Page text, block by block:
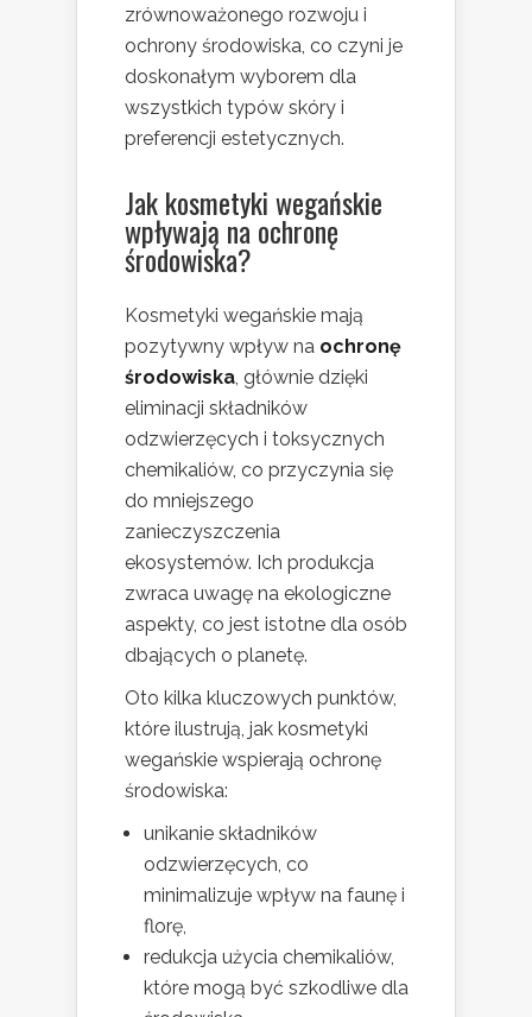
zrównoważonego rozwoju i
ochrony środowiska, co czyni je
doskonałym wyborem dla
wszystkich typów skóry i
preferencji estetycznych.
Jak kosmetyki wegańskie
wpływają na ochronę
środowiska?
Kosmetyki wegańskie mają
pozytywny wpływ na ochronę
środowiska, głównie dzięki
eliminacji składników
odzwierzęcych i toksycznych
chemikaliów, co przyczynia się
do mniejszego
zanieczyszczenia
ekosystemów. Ich produkcja
zwraca uwagę na ekologiczne
aspekty, co jest istotne dla osób
dbających o planetę.
Oto kilka kluczowych punktów,
które ilustrują, jak kosmetyki
wegańskie wspierają ochronę
środowiska:
unikanie składników
odzwierzęcych, co
minimalizuje wpływ na faunę i
florę,
redukcja użycia chemikaliów,
które mogą być szkodliwe dla